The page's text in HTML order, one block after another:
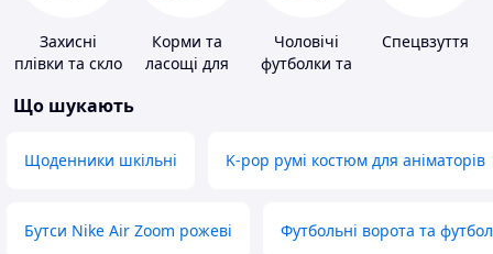
Захисні
плівки та скло
портативних
Корми та
ласощі для
Чоловічі
футболки та
Спецвзуття
Що шукають
Щоденники шкільні K-pop румі костюм для аніматорів
Бутси Nike Air Zoom рожеві Футбольні ворота та